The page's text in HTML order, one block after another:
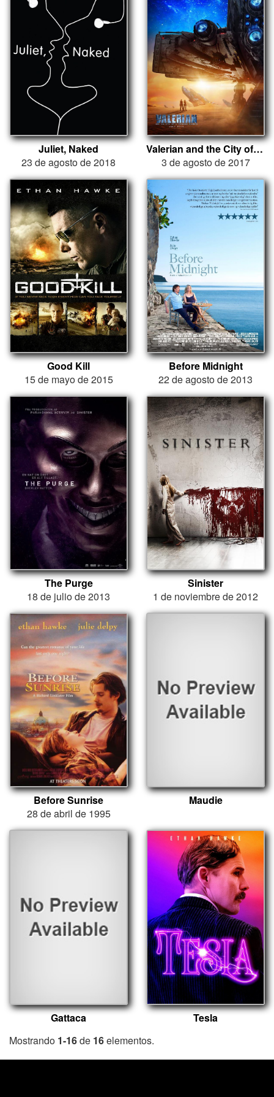
Juliet, Naked
23 de agosto de 2018
Valerian and the City of a Thousand Planets
3 de agosto de 2017
Good Kill
15 de mayo de 2015
Before Midnight
22 de agosto de 2013
The Purge
18 de julio de 2013
Sinister
1 de noviembre de 2012
Before Sunrise
28 de abril de 1995
Maudie
Gattaca
Tesla
Mostrando 1-16de 16elementos.